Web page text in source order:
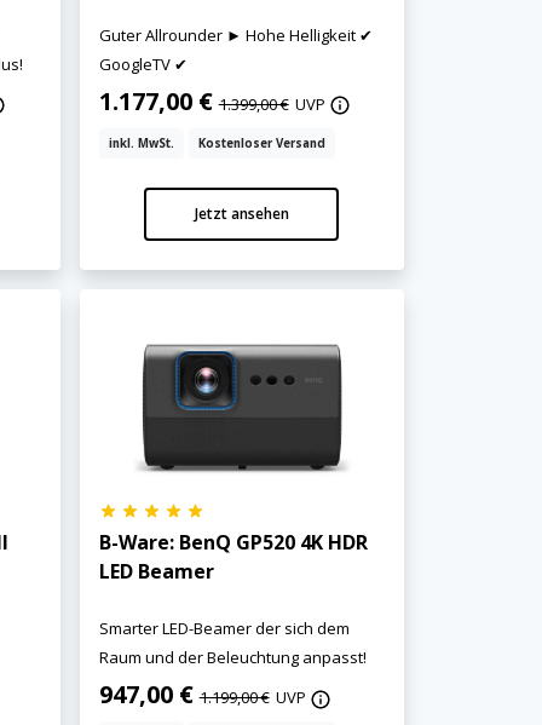
Guter Allrounder ► Hohe Helligkeit ✔
GoogleTV ✔
1.177,00 €1.399,00 € UVP
inkl. MwSt. Kostenloser Versand
Jetzt ansehen
B-Ware: BenQ GP520 4K HDR
LED Beamer
Smarter LED-Beamer der sich dem
Raum und der Beleuchtung anpasst!
947,00 €1.199,00 € UVP